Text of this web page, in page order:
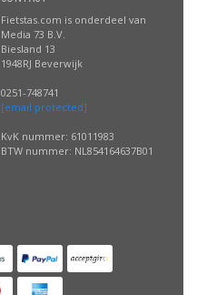
Fietstas.com is onderdeel van
Media 73 B.V.
Biesland 13
1948RJ Beverwijk
0251-748741
[email protected]
KvK nummer: 61011983
BTW nummer: NL854164637B01